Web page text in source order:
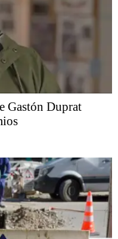
Gastón Duprat